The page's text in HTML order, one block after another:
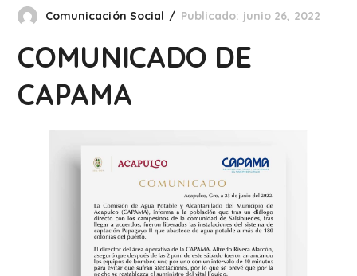
Comunicación Social Publicado: junio 26, 2022
COMUNICADO DE
CAPAMA